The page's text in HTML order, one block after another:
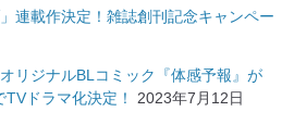
連載作決定！雑誌創刊記念キャンペー
リジナルBLコミック『体感予報』が
ドラマ化決定！
2023年7月12日